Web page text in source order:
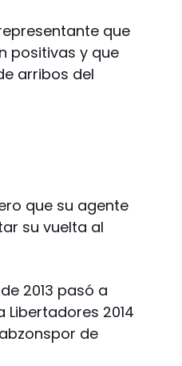
que
positivas y que
arribos del
que su agente
su vuelta al
2013 pasó a
Libertadores 2014
de